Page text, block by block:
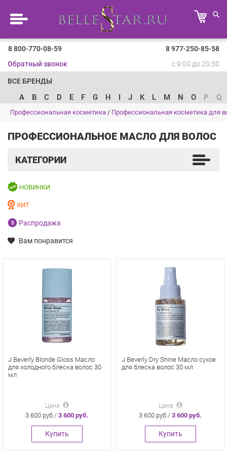
8 800-770-08-59
8 977-250-85-58
Обратный звонок
с 9:00 до 20:30
ВСЕ БРЕНДЫ
A B C D E F G H I J K L M N O P Q
Профессиональная косметика / Профессиональная косметика для
ПРОФЕССИОНАЛЬНОЕ МАСЛО ДЛЯ ВОЛОС
КАТЕГОРИИ
НОВИНКИ
ХИТ
Распродажа
Вам понравится
J Beverly Blonde Gloss Масло
для холодного блеска волос 30
мл
Цена
3 600 руб./ 3 600 руб.
Купить
J Beverly Dry Shine Масло сухое
для блеска волос 30 мл
Цена
3 600 руб./ 3 600 руб.
Купить